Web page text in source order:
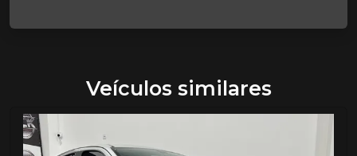
Veículos similares